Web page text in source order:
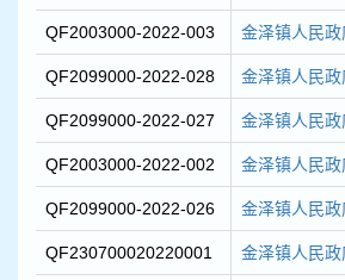
QF2003000-2022-003 金泽镇人民
QF2099000-2022-028 金泽镇人民
QF2099000-2022-027 金泽镇人民
QF2003000-2022-002 金泽镇人民
QF2099000-2022-026 金泽镇人民
QF230700020220001 金泽镇人民